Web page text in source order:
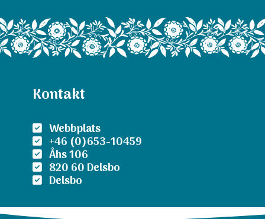
Kontakt
Webbplats
+46 (0)653-10459
Åhs 106
820 60 Delsbo
Delsbo